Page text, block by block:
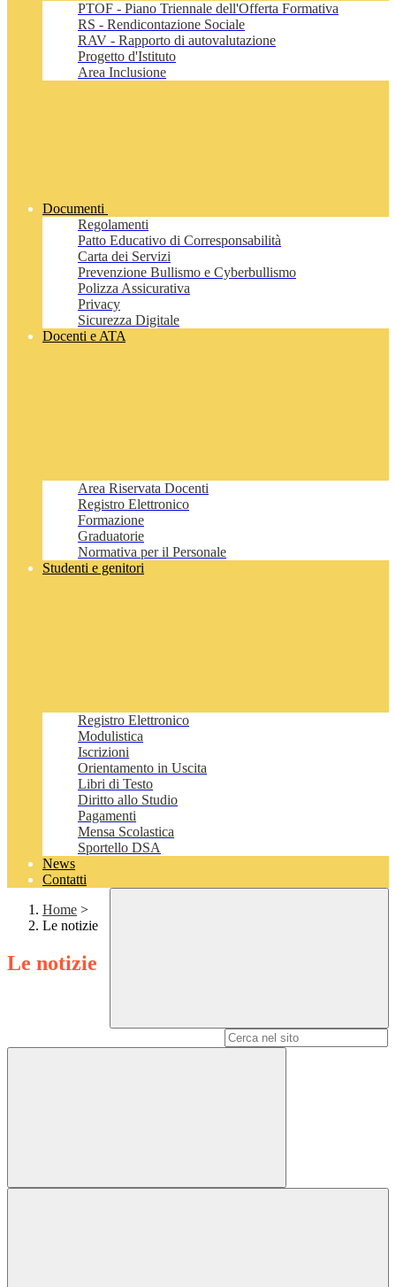
PTOF - Piano Triennale dell'Offerta Formativa
RS - Rendicontazione Sociale
RAV - Rapporto di autovalutazione
Progetto d'Istituto
Area Inclusione
Documenti
Regolamenti
Patto Educativo di Corresponsabilità
Carta dei Servizi
Prevenzione Bullismo e Cyberbullismo
Polizza Assicurativa
Privacy
Sicurezza Digitale
Docenti e ATA
Area Riservata Docenti
Registro Elettronico
Formazione
Graduatorie
Normativa per il Personale
Studenti e genitori
Registro Elettronico
Modulistica
Iscrizioni
Orientamento in Uscita
Libri di Testo
Diritto allo Studio
Pagamenti
Mensa Scolastica
Sportello DSA
News
Contatti
Home >
Le notizie
Le notizie